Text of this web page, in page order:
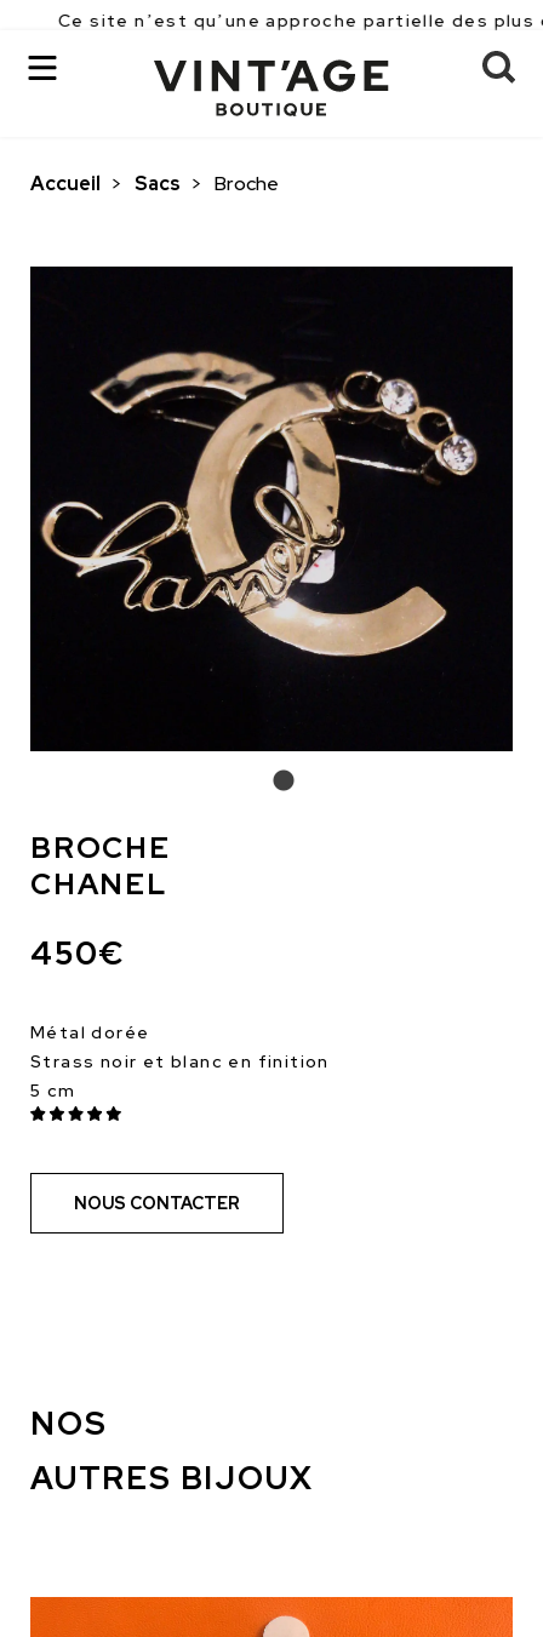
n’est qu’une approche partielle des plus de 2500
Accueil > Sacs > Broche
BROCHE
CHANEL
450€
Métal dorée
Strass noir et blanc en finition
5 cm
NOUS CONTACTER
NOS
AUTRES BIJOUX